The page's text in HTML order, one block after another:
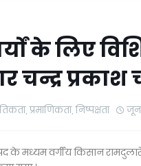
के लिए
चन्द्र प्रकाश
प्रमाणिकता, निष्पक्षता जून
के मध्यम वर्गीय किसान रामदुलारे